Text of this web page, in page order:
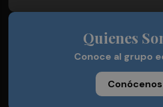
Quienes
Conoce al grupo
Conócenos